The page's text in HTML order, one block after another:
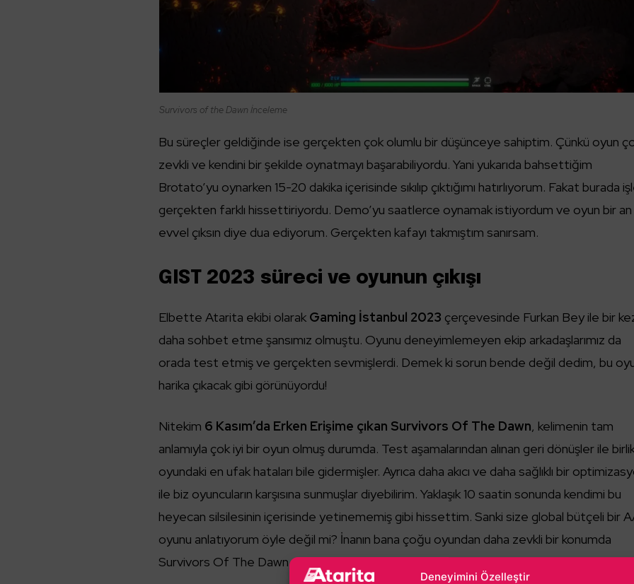
Deneyimini Özelleştir
Survivors of the Dawn İnceleme
Bu süreçler geldiğinde ise gerçekten çok olumlu bir düşünceye sahiptim. Çünkü oyun
zevkli ve kendini bir şekilde oynatmayı başarabiliyordu. Yani yukarıda bahsettiğim
Brotato’yu oynarken 15-20 dakika içerisinde sıkılıp çıktığımı hatırlıyorum. Fakat burada
gerçekten farklı hissettiriyordu. Demo’yu saatlerce oynamak istiyordum ve oyun bir an
evvel çıksın diye dua ediyorum. Gerçekten kafayı takmıştım sanırsam.
GIST 2023 süreci ve oyunun çıkışı
Elbette Atarita ekibi olarak Gaming İstanbul 2023 çerçevesinde Furkan Bey ile bir
daha sohbet etme şansımız olmuştu. Oyunu deneyimlemeyen ekip arkadaşlarımız da
orada test etmiş ve gerçekten sevmişlerdi. Demek ki sorun bende değil dedim, bu
harika çıkacak gibi görünüyordu!
Nitekim 6 Kasım’da Erken Erişime çıkan Survivors Of The Dawn, kelimenin tam
anlamıyla çok iyi bir oyun olmuş durumda. Test aşamalarından alınan geri dönüşler ile
oyundaki en ufak hataları bile gidermişler. Ayrıca daha akıcı ve daha sağlıklı bir
ile biz oyuncuların karşısına sunmuşlar diyebilirim. Yaklaşık 10 saatin sonunda kendimi bu
heyecan silsilesinin içerisinde yetinememiş gibi hissettim. Sanki size global bütçeli bir
oyunu anlatıyorum öyle değil mi? İnanın bana çoğu oyundan daha zevkli bir konumda
Survivors Of The Dawn.